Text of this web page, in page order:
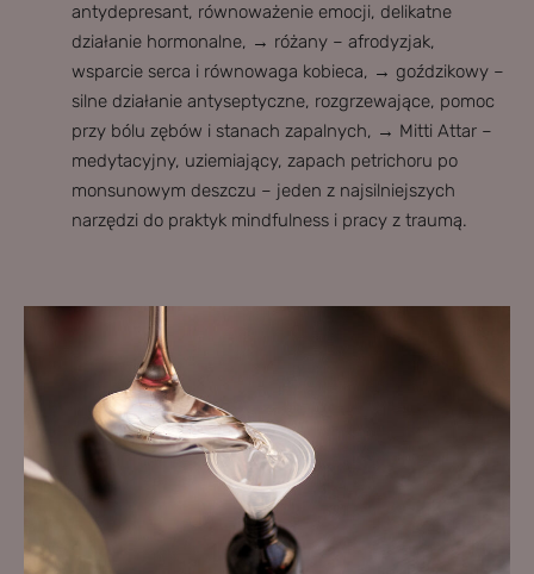
antydepresant, równoważenie emocji, delikatne
działanie hormonalne, → różany – afrodyzjak,
wsparcie serca i równowaga kobieca, → goździkowy –
silne działanie antyseptyczne, rozgrzewające, pomoc
przy bólu zębów i stanach zapalnych, → Mitti Attar –
medytacyjny, uziemiający, zapach petrichoru po
monsunowym deszczu – jeden z najsilniejszych
narzędzi do praktyk mindfulness i pracy z traumą.